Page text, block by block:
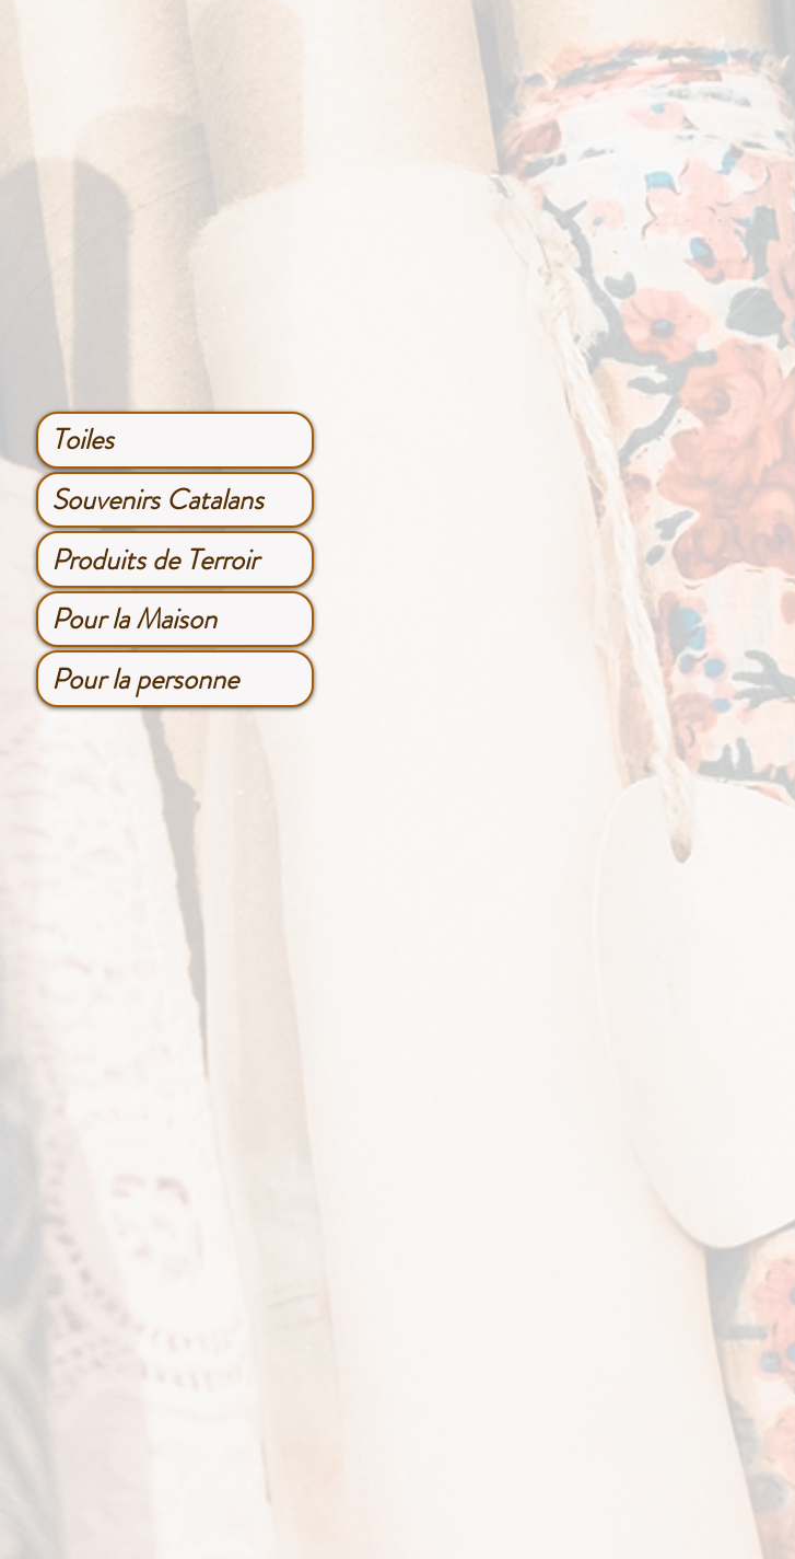
Toiles
Souvenirs Catalans
Produits de Terroir
Pour la Maison
Pour la personne